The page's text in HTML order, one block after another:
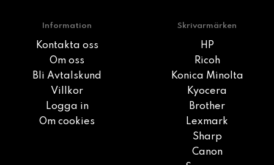
Information
Kontakta oss
Om oss
Bli Avtalskund
Villkor
Logga in
Om cookies
Skrivarmärken
HP
Ricoh
Konica Minolta
Kyocera
Brother
Lexmark
Sharp
Canon